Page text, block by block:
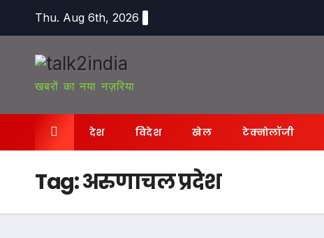
content
Thu. Aug 6th, 2026
खबरों का नया नज़रिया
देश विदेश खेल टेक्नोलॉजी
Tag:अरुणाचल प्रदेश